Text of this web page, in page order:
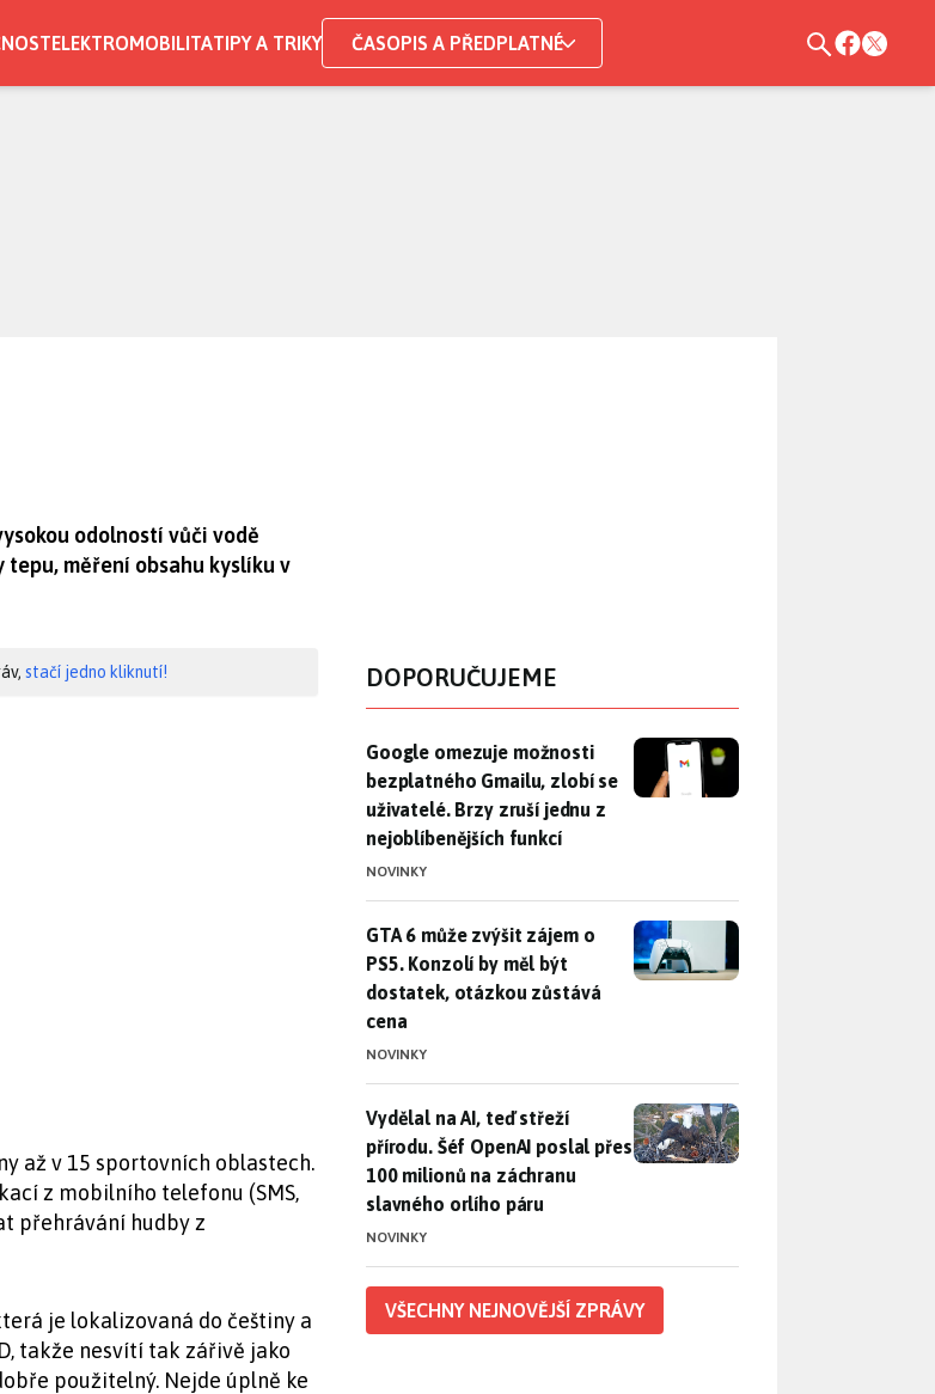
ELEKTROMOBILITATIPY A TRIKY ČASOPIS A PŘEDPLATNÉ
odolností vůči vodě
měření obsahu kyslíku v
stačí jedno kliknutí!
až v 15 sportovních oblastech.
z mobilního telefonu (SMS,
přehrávání hudby z
je lokalizovaná do češtiny a
takže nesvítí tak zářivě jako
použitelný. Nejde úplně ke
DOPORUČUJEME
Google omezuje možnosti bezplatného Gmailu, zlobí se
Google omezuje možnosti
bezplatného Gmailu, zlobí se
uživatelé. Brzy zruší jednu z
nejoblíbenějších funkcí
NOVINKY
GTA 6 může zvýšit zájem o PS5. Konzolí by měl být dostatek,
GTA 6 může zvýšit zájem o
PS5. Konzolí by měl být
dostatek, otázkou zůstává
cena
NOVINKY
Vydělal na AI, teď střeží přírodu. Šéf OpenAI poslal přes 100
Vydělal na AI, teď střeží
přírodu. Šéf OpenAI poslal přes
100 milionů na záchranu
slavného orlího páru
NOVINKY
VŠECHNY NEJNOVĚJŠÍ ZPRÁVY